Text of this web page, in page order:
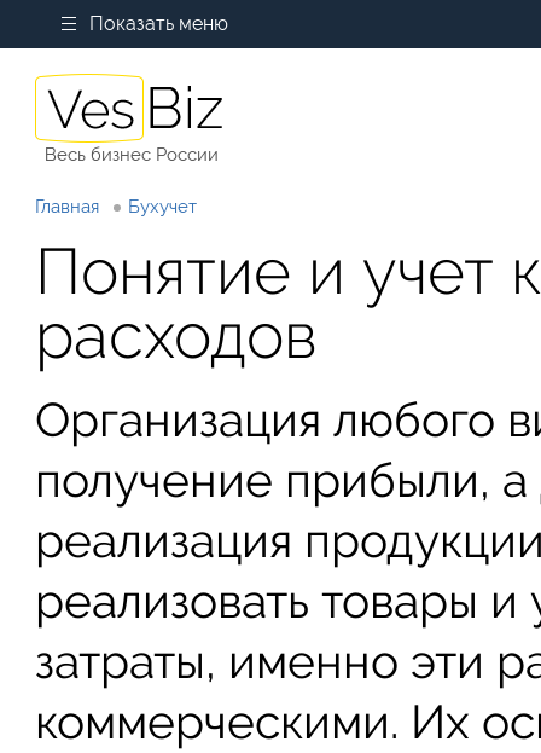
Показать меню
Весь бизнес России
Главная Бухучет
Понятие и учет
расходов
Организация любого
получение прибыли, а
реализация
реализовать товары
затраты, именно эти
коммерческими. Их